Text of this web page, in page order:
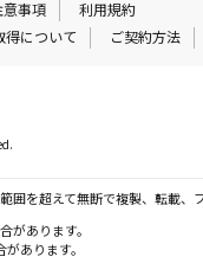
意事項
利用規約
得について ご契約方法
を超えて無断で複製、転載、
があります。
あります。